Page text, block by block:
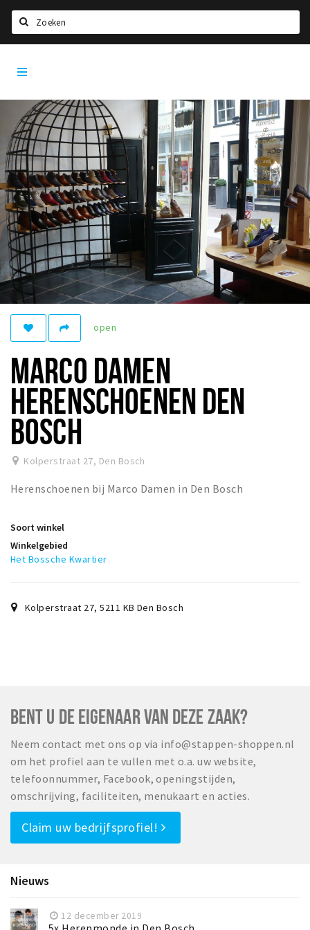
Home
Agenda
Deals
Party pics
Nieuws, interviews & blogs
Eten
Drinken
Slapen
Recreatief
Winkels
Winkelgebieden
Bezienswaardigheden
Musea, theaters & podia
Uitjes & activiteiten
Toeristische routes
Andere City Apps
Inloggen
App
open
MARCO DAMEN
HERENSCHOENEN DEN
BOSCH
Kolperstraat 27, Den Bosch
Herenschoenen bij Marco Damen in Den Bosch
Soort winkel
Winkelgebied
Het Bossche Kwartier
Kolperstraat 27,5211 KB Den Bosch
BENT U DE EIGENAAR VAN DEZE ZAAK?
Neem contact met ons op via info@stappen-shoppen.nl
om het profiel aan te vullen met o.a. uw website,
telefoonnummer, Facebook, openingstijden,
omschrijving, faciliteiten, menukaart en acties.
Claim uw bedrijfsprofiel!
Nieuws
12 december 2019